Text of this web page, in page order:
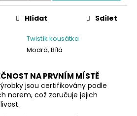
Twistík kousátka
Modrá, Bílá
Hlídat Sdílet
NA PRVNÍM MÍSTĚ
jsou certifikovány podle
norem, což zaručuje jejich